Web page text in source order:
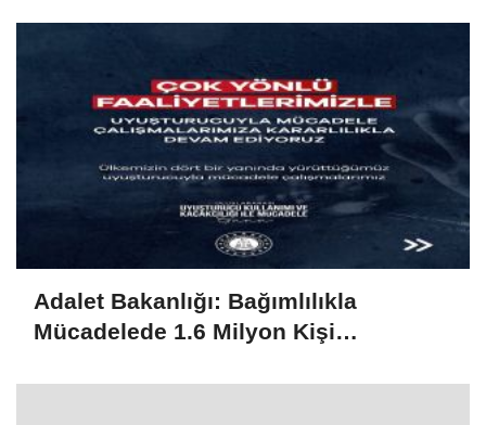
Adalet Bakanlığı: Bağımlılıkla
Mücadelede 1.6 Milyon Kişi